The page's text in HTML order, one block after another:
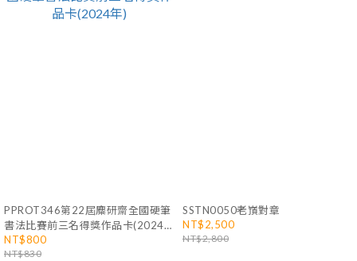
PPROT346第22屆麋研齋全國硬筆
書法比賽前三名得獎作品卡(2024
年)
NT$800
NT$830
SSTN0050老嵿對章
NT$2,500
NT$2,800